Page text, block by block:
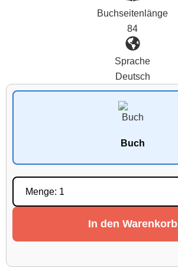
Buchseitenlänge
84
Sprache
Deutsch
Buch
In den Warenkorb